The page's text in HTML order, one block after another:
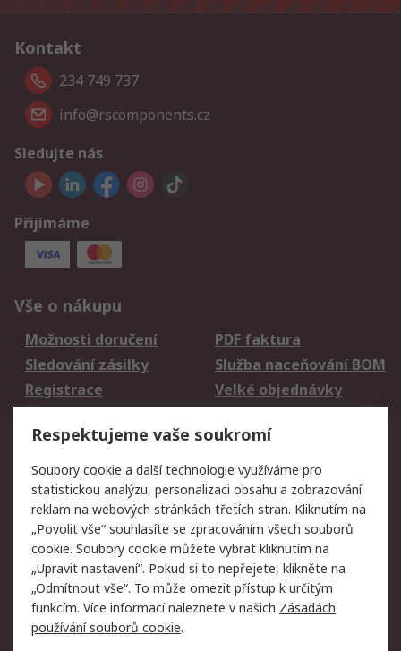
Kontakt
234 749 737
info@rscomponents.cz
Sledujte nás
Přijímáme
Vše o nákupu
Možnosti doručení
PDF faktura
Sledování zásilky
Služba naceňování BOM
Registrace
Velké objednávky
Právní
Autorská práva
Obchodní podmínky
společnosti RS
Prohlášení o ochraně
údajů
Zabezpečení
elektronické pošty
Zásady pro soubory
cookie
Zásady ochrany
osobních údajů
Respektujeme vaše soukromí
Soubory cookie a další technologie využíváme pro
statistickou analýzu, personalizaci obsahu a zobrazování
reklam na webových stránkách třetích stran. Kliknutím na
„Povolit vše“ souhlasíte se zpracováním všech souborů
cookie. Soubory cookie můžete vybrat kliknutím na
„Upravit nastavení“. Pokud si to nepřejete, klikněte na
„Odmítnout vše“. To může omezit přístup k určitým
funkcím. Více informací naleznete v našich Zásadách
používání souborů cookie.